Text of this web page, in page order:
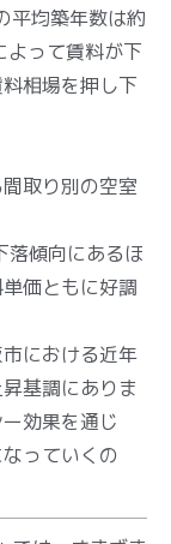
平均築年数は約
って賃料が下
相場を押し下
取り別の空室
落傾向にあるほ
価ともに好調
における近年
基調にありま
効果を通じ
っていくの